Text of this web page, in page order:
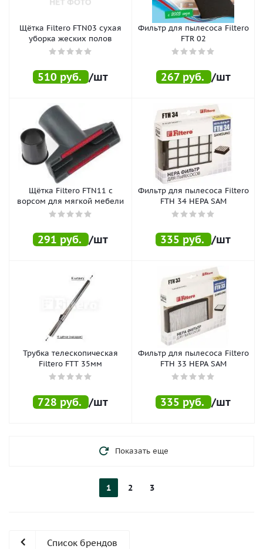
Щётка Filtero FTN03 сухая
уборка жеских полов
510 руб. /шт
Фильтр для пылесоса Filtero
FTR 02
267руб. /шт
Щётка Filtero FTN11 с
ворсом для мягкой мебели
291 руб. /шт
Фильтр для пылесоса Filtero
FTH 34 HEPA SAM
335 руб. /шт
Трубка телескопическая
Filtero FTT 35мм
728 руб. /шт
Фильтр для пылесоса Filtero
FTH 33 HEPA SAM
335 руб. /шт
Показать еще
1 2 3
Список брендов